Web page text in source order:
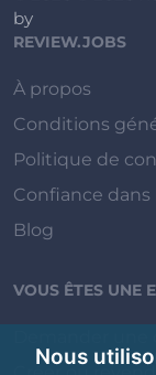
Nous
by
REVIEW.JOBS
À propos
Conditions
Politique de
Confiance dans
Blog
VOUS ÊTES UNE